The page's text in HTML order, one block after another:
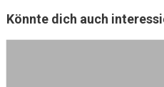
Könnte dich auch